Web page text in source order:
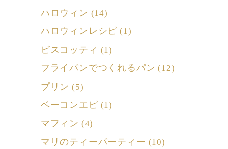
ハロウィン (14)
ハロウィンレシピ (1)
ビスコッティ (1)
フライパンでつくれるパン (12)
プリン (5)
ベーコンエピ (1)
マフィン (4)
マリのティーパーティー (10)